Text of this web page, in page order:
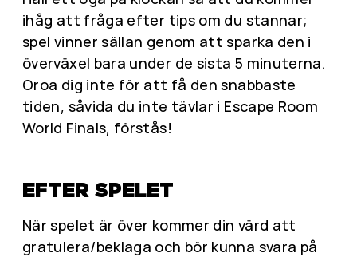
ihåg att fråga efter tips om du stannar;
spel vinner sällan genom att sparka den i
överväxel bara under de sista 5 minuterna.
Oroa dig inte för att få den snabbaste
tiden, såvida du inte tävlar i Escape Room
World Finals, förstås!
EFTER SPELET
När spelet är över kommer din värd att
gratulera/beklaga och bör kunna svara på